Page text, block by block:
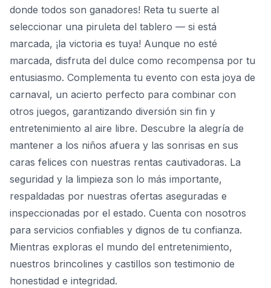
donde todos son ganadores! Reta tu suerte al
seleccionar una piruleta del tablero — si está
marcada, ¡la victoria es tuya! Aunque no esté
marcada, disfruta del dulce como recompensa por tu
entusiasmo. Complementa tu evento con esta joya de
carnaval, un acierto perfecto para combinar con
otros juegos, garantizando diversión sin fin y
entretenimiento al aire libre. Descubre la alegría de
mantener a los niños afuera y las sonrisas en sus
caras felices con nuestras rentas cautivadoras. La
seguridad y la limpieza son lo más importante,
respaldadas por nuestras ofertas aseguradas e
inspeccionadas por el estado. Cuenta con nosotros
para servicios confiables y dignos de tu confianza.
Mientras exploras el mundo del entretenimiento,
nuestros brincolines y castillos son testimonio de
honestidad e integridad.